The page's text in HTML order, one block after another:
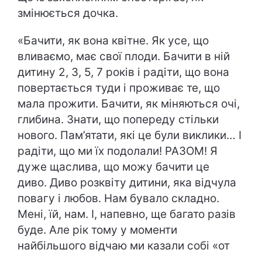
змінюється дочка.
«Бачити, як вона квітне. Як усе, що
вливаємо, має свої плоди. Бачити в ній
дитину 2, 3, 5, 7 років і радіти, що вона
повертається туди і проживає те, що
мала прожити. Бачити, як міняються очі,
глибина. Знати, що попереду стільки
нового. Пам’ятати, які це були виклики… І
радіти, що ми їх подолали! РАЗОМ! Я
дуже щаслива, що можу бачити це
диво. Диво розквіту дитини, яка відчула
повагу і любов. Нам бувало складно.
Мені, їй, нам. І, напевно, ще багато разів
буде. Але рік тому у моменти
найбільшого відчаю ми казали собі «от